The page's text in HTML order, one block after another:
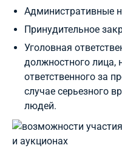
Административные
Принудительное
Уголовная
должностного лица,
ответственного за
случае серьезного
людей.